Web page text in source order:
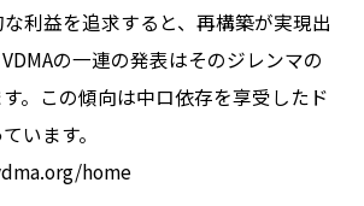
利益を追求すると、再構築が実現出
の一連の発表はそのジレンマの
。この傾向は中ロ依存を享受したド
います。
home